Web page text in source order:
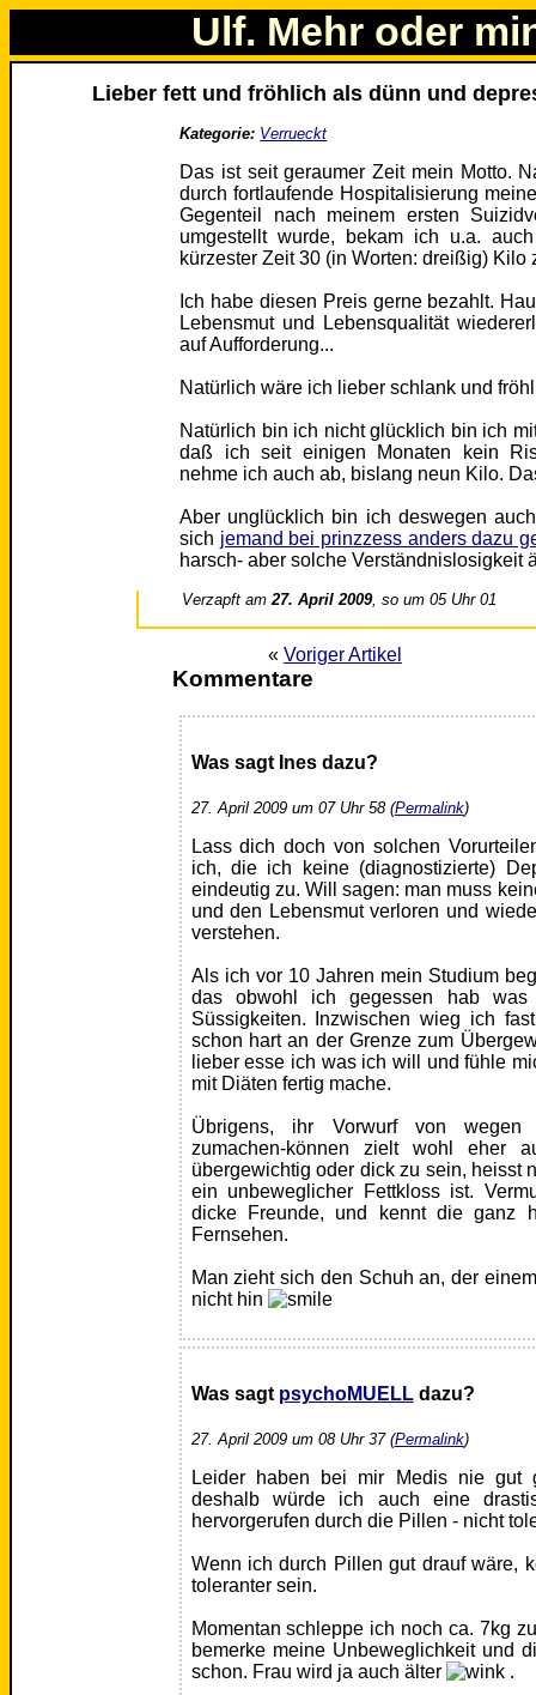
Ulf. Mehr oder
Lieber fett und fröhlich als dünn und
Kategorie: Verrueckt
Das ist seit geraumer Zeit mein Motto.
durch fortlaufende Hospitalisierung
Gegenteil nach meinem ersten
umgestellt wurde, bekam ich u.a.
kürzester Zeit 30 (in Worten: dreißig)
Ich habe diesen Preis gerne bezahlt.
Lebensmut und Lebensqualität
auf Aufforderung...
Natürlich wäre ich lieber schlank und
Natürlich bin ich nicht glücklich bin ich
daß ich seit einigen Monaten kein
nehme ich auch ab, bislang neun Kilo.
Aber unglücklich bin ich deswegen
sich jemand bei prinzzess anders dazu
harsch- aber solche Verständnislosigkeit
Verzapft am27. April 2009, so um 05 Uhr 01
« Voriger Artikel
Kommentare
Was sagt Ines dazu?
27. April 2009 um 07 Uhr 58 (Permalink)
Lass dich doch von solchen
ich, die ich keine (diagnostizierte)
eindeutig zu. Will sagen: man muss
und den Lebensmut verloren und
verstehen.
Als ich vor 10 Jahren mein Studium
das obwohl ich gegessen hab was
Süssigkeiten. Inzwischen wieg ich
schon hart an der Grenze zum
lieber esse ich was ich will und fühle
mit Diäten fertig mache.
Übrigens, ihr Vorwurf von wegen
zumachen-können zielt wohl eher
übergewichtig oder dick zu sein, heisst
ein unbeweglicher Fettkloss ist.
dicke Freunde, und kennt die ganz
Fernsehen.
Man zieht sich den Schuh an, der
nicht hin
Was sagt psychoMUELLdazu?
27. April 2009 um 08 Uhr 37 (Permalink)
Leider haben bei mir Medis nie gut
deshalb würde ich auch eine
hervorgerufen durch die Pillen - nicht
Wenn ich durch Pillen gut drauf wäre,
toleranter sein.
Momentan schleppe ich noch ca. 7kg
bemerke meine Unbeweglichkeit und
schon. Frau wird ja auch älter
.